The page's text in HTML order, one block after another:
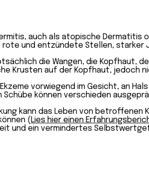
auch als atopische Dermatitis
und entzündete Stellen, starker
die Wangen, die Kopfhaut,
Krusten auf der Kopfhaut, jedoch
vorwiegend im Gesicht, an
Schübe können verschieden
kann das Leben von betroffenen
(Lies hier einen
und ein vermindertes